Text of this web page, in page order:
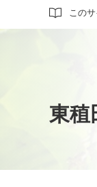
この
サイト内
東稙